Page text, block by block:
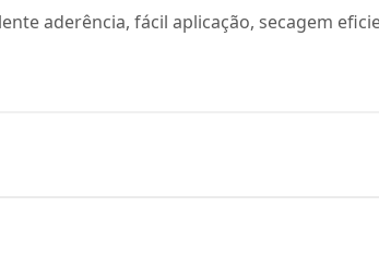
aderência, fácil aplicação, secagem